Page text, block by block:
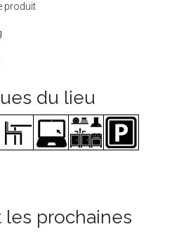
produit
du lieu
les prochaines